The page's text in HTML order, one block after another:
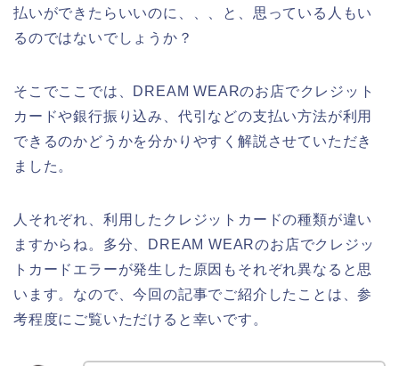
払いができたらいいのに、、、と、思っている人もい
るのではないでしょうか？
そこでここでは、DREAM WEARのお店でクレジット
カードや銀行振り込み、代引などの支払い方法が利用
できるのかどうかを分かりやすく解説させていただき
ました。
人それぞれ、利用したクレジットカードの種類が違い
ますからね。多分、DREAM WEARのお店でクレジッ
トカードエラーが発生した原因もそれぞれ異なると思
います。なので、今回の記事でご紹介したことは、参
考程度にご覧いただけると幸いです。